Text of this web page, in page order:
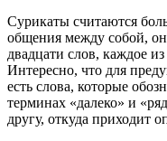
Сурикаты считаются
общения между собой,
двадцати слов, каждое
Интересно, что для
есть слова, которые
терминах «далеко» и
другу, откуда приходит